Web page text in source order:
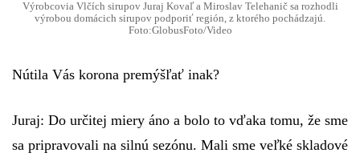
Výrobcovia Vlčích sirupov Juraj Kovaľ a Miroslav Telehanič sa rozhodli
výrobou domácich sirupov podporiť región, z ktorého pochádzajú.
Foto:GlobusFoto/Video
Nútila Vás korona premýšľať inak?
Juraj: Do určitej miery áno a bolo to vďaka tomu, že sme
sa pripravovali na silnú sezónu. Mali sme veľké skladové